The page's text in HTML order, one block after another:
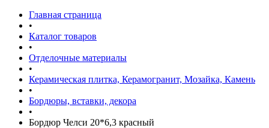
Главная страница
•
Каталог товаров
•
Отделочные материалы
•
Керамическая плитка, Керамогранит, Мозайка, Камень
•
Бордюры, вставки, декора
•
Бордюр Челси 20*6,3 красный